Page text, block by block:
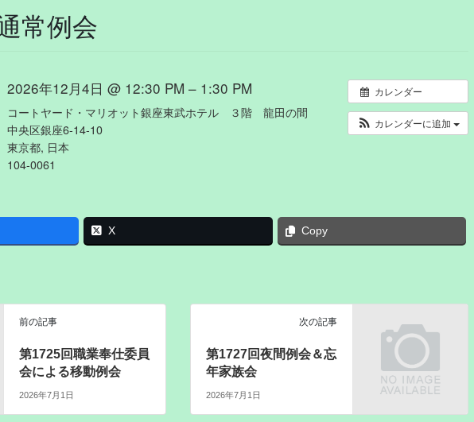
常例会
カレンダー
カレンダーに追加
2026年12月4日 @ 12:30 PM – 1:30 PM
コートヤード・マリオット銀座東武ホテル ３階 龍田の間
中央区銀座6-14-10
東京都, 日本
104-0061
X Copy
前の記事
第1725回職業奉仕委員
会による移動例会
2026年7月1日
次の記事
第1727回夜間例会＆忘
年家族会
2026年7月1日